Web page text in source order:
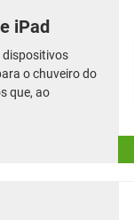
iPad
dispositivos
o chuveiro do
que, ao